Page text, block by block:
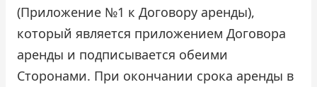
(Приложение №1 к Договору аренды),
который является приложением Договора
аренды и подписывается обеими
Сторонами. При окончании срока аренды в